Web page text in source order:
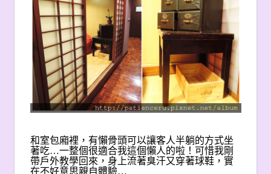
和室包廂裡，有懶骨頭可以讓客人半躺的方式坐
著吃…一整個很適合我這個懶人的啦！可惜我剛
帶戶外教學回來，身上流著臭汗又穿著球鞋，實
在不好意思親自體驗…